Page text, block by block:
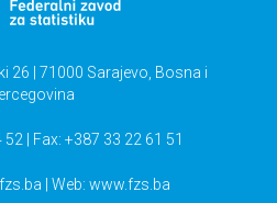
26 | 71000 Sarajevo, Bosna i
| Fax: +387 33 22 61 51
| Web: www.fzs.ba